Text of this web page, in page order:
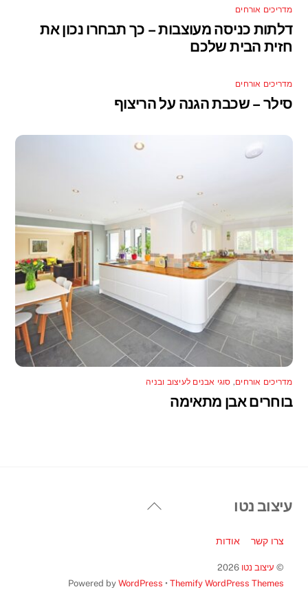
מדריכים אורחים
דלתות כניסה מעוצבות – כך תבחרו נכון את
חזית הבית שלכם
מדריכים אורחים
סילר – שכבת הגנה על הריצוף
מדריכים אורחים, סוגי אבנים לעיצוב ובניה
בוחרים אבן מתאימה
Back
עיצוב נטו
צרו קשר אודות
© עיצוב נטו 2026
Powered by WordPress • Themify WordPress Themes